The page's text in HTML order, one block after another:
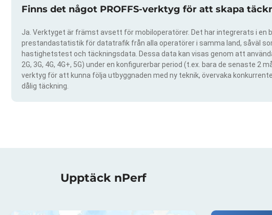
Finns det något PROFFS-verktyg för att skapa
Ja. Verktyget är främst avsett för mobiloperatörer. Det har integrerats i en
prestandastatistik för datatrafik från alla operatörer i samma land, såväl
hastighetstest och täckningsdata. Dessa data kan visas genom att
2G, 3G, 4G, 4G+, 5G) under en konfigurerbar period (t.ex. bara de senaste 2
verktyg för att kunna följa utbyggnaden med ny teknik, övervaka
dålig täckning.
Upptäck nPerf